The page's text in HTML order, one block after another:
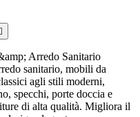
Arredo Sanitario
sanitario, mobili da
agli stili moderni,
specchi, porte doccia e
di alta qualità. Migliora il